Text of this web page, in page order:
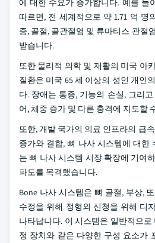
에 대한 수요가 증가합니다. 예를 들
따르면, 전 세계적으로 약 1.71 억 명
증, 골절, 골관절염 및 류마티스 관절
받습니다.
또한 물리적 의학 및 재활의 미국 아
질환은 미국 65 세 이상의 성인 개인
다. 장애는 통증, 기능의 손실, 그리
어, 체중 증가 및 다른 충격에 지도할
또한, 개발 국가의 의료 인프라의 급
증가와 결합, 뼈 나사 시스템에 대한
는 뼈 나사 시스템 시장 확장에 기여
파도를 목격했습니다.
Bone 나사 시스템은 뼈 골절, 부상,
수정을 위해 정형외 신청을 위해 디
나타납니다. 이 시스템은 일반적으
정 장치와 같은 다양한 구성 요소가